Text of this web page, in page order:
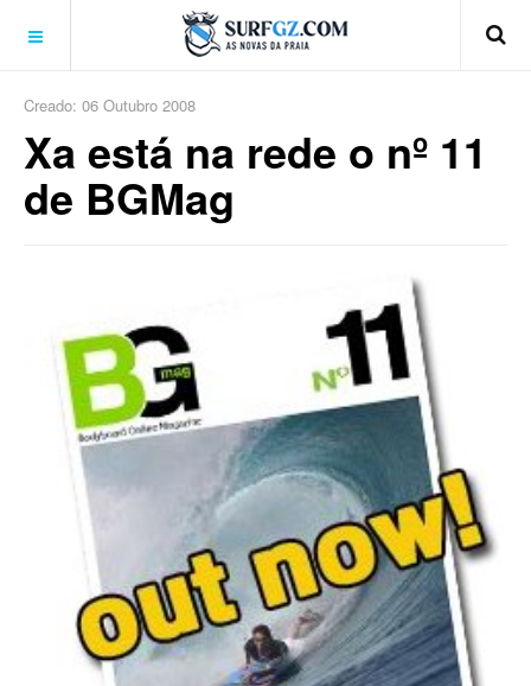
Creado: 06 Outubro 2008
Xa está na rede o nº 11
de BGMag